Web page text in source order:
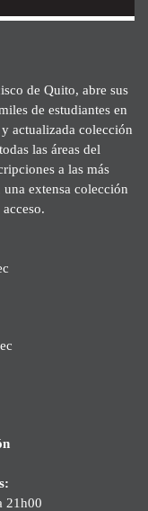
de Quito, abre sus
de estudiantes en
actualizada colección
las áreas del
a las más
extensa colección
21h00